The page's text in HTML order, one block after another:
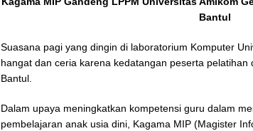
Bantul
Suasana pagi yang dingin di laboratorium Komputer
hangat dan ceria karena kedatangan peserta
Bantul.
Dalam upaya meningkatkan kompetensi guru dalam
pembelajaran anak usia dini, Kagama MIP (Magister